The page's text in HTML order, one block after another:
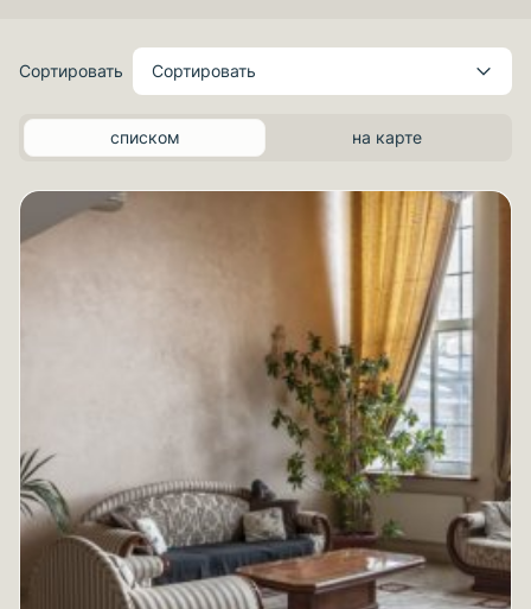
Сортировать Сортировать
списком на карте